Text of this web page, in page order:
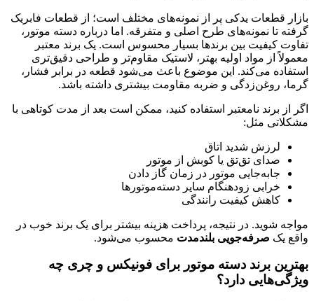
بازار قطعات یدکی پر از نمونه‌های مختلف است؛ از قطعات فابریک
گرفته تا نمونه‌های طرح اصلی و متفرقه. اما درباره دسته موتور،
تفاوت کیفیت بین برندها بسیار محسوس است. یک برند معتبر
معمولاً از مواد اولیه بهتر، لاستیک مقاوم‌تر و طراحی دقیق‌تری
استفاده می‌کند. این موضوع باعث می‌شود قطعه در برابر فشار،
گرما، روغن‌زدگی و ضربه مقاومت بیشتری داشته باشد.
اگر از برند نامعتبر استفاده کنید، ممکن است بعد از مدت کوتاهی با
مشکلاتی مثل:
لرزش شدید اتاق
صدای تق‌تق یا کوبش از موتور
جابه‌جایی موتور در زمان گاز دادن
خرابی زودهنگام سایر دسته‌موتورها
کاهش کیفیت رانندگی
مواجه شوید. در نتیجه، پرداخت هزینه بیشتر برای یک برند خوب در
واقع یک صرفه‌جویی بلندمدت محسوب می‌شود.
بهترین برند دسته موتور برای فونیکس و چری چه
ویژگی‌هایی دارد؟